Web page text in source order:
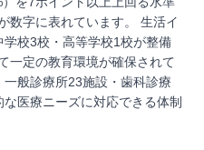
数字に表れています。 生活イ
校3校・高等学校1校が整備
一定の教育環境が確保されて
般診療所23施設・歯科診療
医療ニーズに対応できる体制